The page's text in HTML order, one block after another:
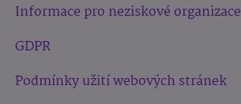
Informace pro neziskové organizace
GDPR
Podmínky užití webových stránek